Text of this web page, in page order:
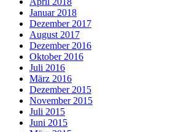
Januar 2018
Dezember 2017
August 2017
Dezember 2016
Oktober 2016
Juli 2016
März 2016
Dezember 2015
November 2015
Juli 2015
Juni 2015